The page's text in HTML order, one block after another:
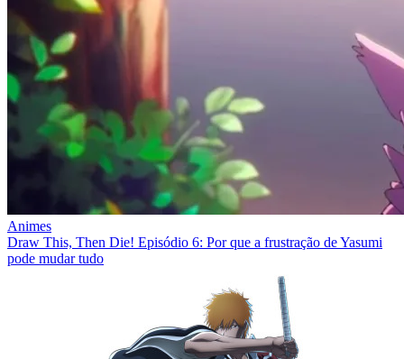
Animes
Draw This, Then Die! Episódio 6: Por que a frustração de Yasumi
pode mudar tudo